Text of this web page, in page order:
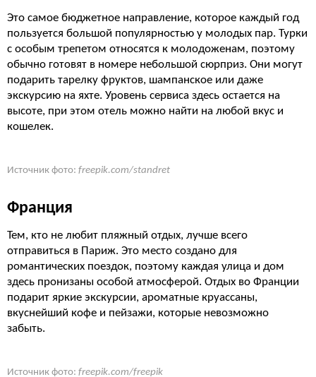
Это самое бюджетное направление, которое каждый год
пользуется большой популярностью у молодых пар. Турки
с особым трепетом относятся к молодоженам, поэтому
обычно готовят в номере небольшой сюрприз. Они могут
подарить тарелку фруктов, шампанское или даже
экскурсию на яхте. Уровень сервиса здесь остается на
высоте, при этом отель можно найти на любой вкус и
кошелек.
Источник фото: freepik.com/standret
Франция
Тем, кто не любит пляжный отдых, лучше всего
отправиться в Париж. Это место создано для
романтических поездок, поэтому каждая улица и дом
здесь пронизаны особой атмосферой. Отдых во Франции
подарит яркие экскурсии, ароматные круассаны,
вкуснейший кофе и пейзажи, которые невозможно
забыть.
Источник фото: freepik.com/freepik